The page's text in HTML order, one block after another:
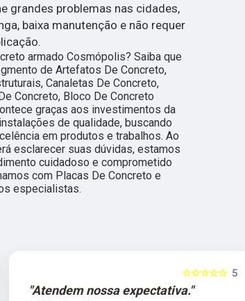
grandes problemas nas cidades,
baixa manutenção e não requer
armado Cosmópolis? Saiba que
de Artefatos De Concreto,
Canaletas De Concreto,
Concreto, Bloco De Concreto
graças aos investimentos da
de qualidade, buscando
em produtos e trabalhos. Ao
esclarecer suas dúvidas, estamos
cuidadoso e comprometido
com Placas De Concreto e
especialistas.
5
☆☆☆☆☆
"Atendem nossa expectativa."